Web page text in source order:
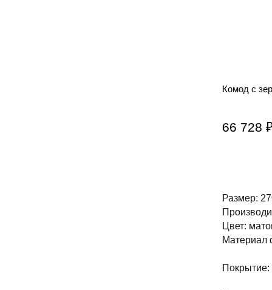
Комод с
66 728
Размер:
Цвет:
Материал
Покрытие: